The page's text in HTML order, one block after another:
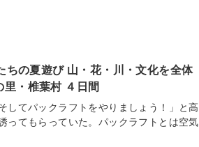
の夏遊び 山・花・川・文化を全体
・椎葉村 ４日間
してパックラフトをやりましょう！」と高
ってもらっていた。パックラフトとは空気